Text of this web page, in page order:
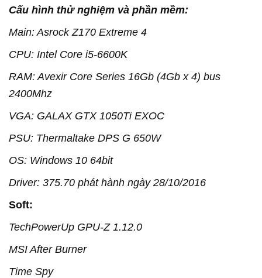
Cấu hình thử nghiệm và phần mềm:
Main: Asrock Z170 Extreme 4
CPU: Intel Core i5-6600K
RAM: Avexir Core Series 16Gb (4Gb x 4) bus
2400Mhz
VGA: GALAX GTX 1050Ti EXOC
PSU: Thermaltake DPS G 650W
OS: Windows 10 64bit
Driver: 375.70 phát hành ngày 28/10/2016
Soft:
TechPowerUp GPU-Z 1.12.0
MSI After Burner
Time Spy